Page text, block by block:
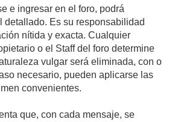
e ingresar en el foro, podrá
detallado. Es su responsabilidad
nítida y exacta. Cualquier
o el Staff del foro determine
vulgar será eliminada, con o
necesario, pueden aplicarse las
convenientes.
que, con cada mensaje, se